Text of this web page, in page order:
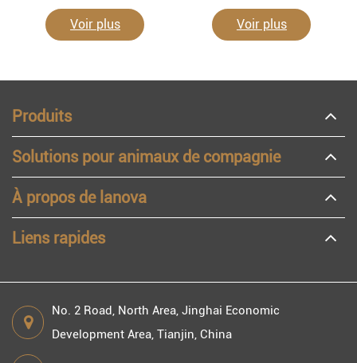
Voir plus Voir plus
Produits
Solutions pour animaux de compagnie
À propos de lanova
Liens rapides
No. 2 Road, North Area, Jinghai Economic
Development Area, Tianjin, China